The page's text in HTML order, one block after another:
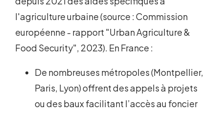
l'agriculture urbaine (source : Commission
européenne - rapport "Urban Agriculture &
Food Security", 2023). En France :
De nombreuses métropoles (Montpellier,
Paris, Lyon) offrent des appels à projets
ou des baux facilitant l’accès au foncier